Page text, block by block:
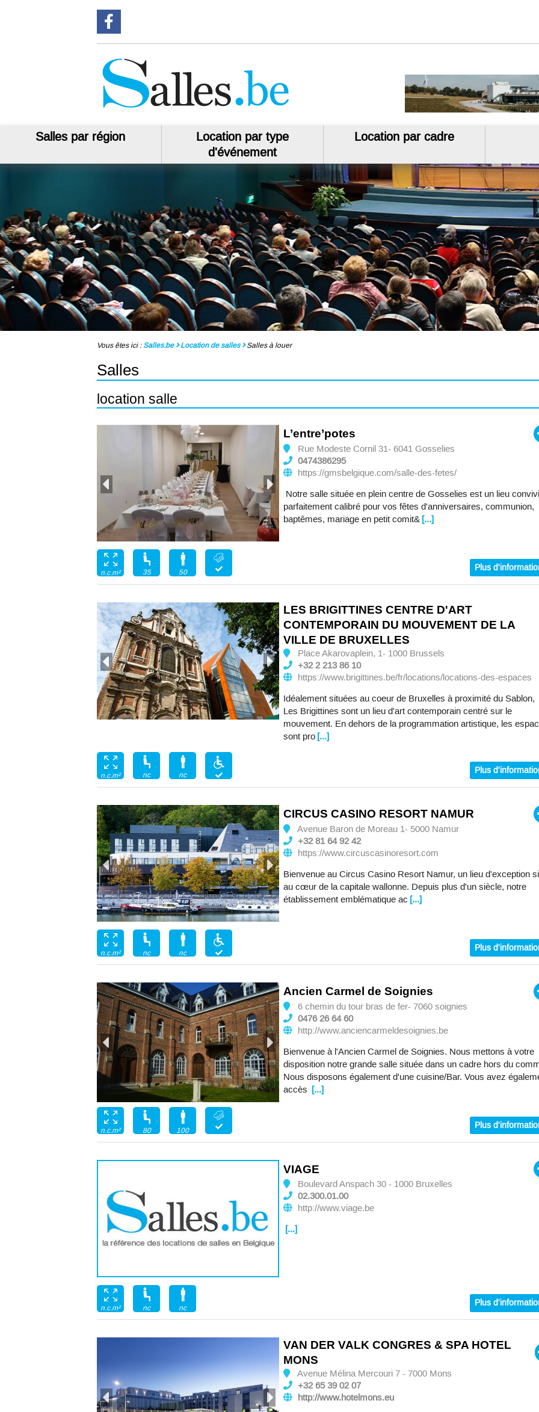
Salles par région
Location par type
d'événement
Location par cadre
Vous êtes ici : Salles.be Location de salles Salles à louer
Salles
location salle
L’entre’potes
Rue Modeste Cornil 31- 6041 Gosselies
0474386295
https://gmsbelgique.com/salle-des-fetes/
Notre salle située en plein centre de Gosselies est un lieu
parfaitement calibré pour vos fêtes d'anniversaires, communion,
baptêmes, mariage en petit comit& [...]
n.c.m² 35 50 Plus
LES BRIGITTINES CENTRE D'ART
CONTEMPORAIN DU MOUVEMENT DE LA
VILLE DE BRUXELLES
Place Akarovaplein, 1- 1000 Brussels
+32 2 213 86 10
https://www.brigittines.be/fr/locations/locations-des-espaces
Idéalement situées au coeur de Bruxelles à proximité du Sablon,
Les Brigittines sont un lieu d'art contemporain centré sur le
mouvement. En dehors de la programmation artistique, les
sont pro [...]
n.c.m² nc nc Plus
CIRCUS CASINO RESORT NAMUR
Avenue Baron de Moreau 1- 5000 Namur
+32 81 64 92 42
https://www.circuscasinoresort.com
Bienvenue au Circus Casino Resort Namur, un lieu d'exception
au cœur de la capitale wallonne. Depuis plus d'un siècle, notre
établissement emblématique ac [...]
n.c.m² nc nc Plus
Ancien Carmel de Soignies
6 chemin du tour bras de fer- 7060 soignies
0476 26 64 60
http://www.anciencarmeldesoignies.be
Bienvenue à l'Ancien Carmel de Soignies. Nous mettons à votre
disposition notre grande salle située dans un cadre hors du
Nous disposons également d'une cuisine/Bar. Vous avez
accès [...]
n.c.m² 80 100 Plus
VIAGE
Boulevard Anspach 30 - 1000 Bruxelles
02.300.01.00
http://www.viage.be
[...]
n.c.m² nc nc Plus
VAN DER VALK CONGRES & SPA HOTEL
MONS
Avenue Mélina Mercouri 7 - 7000 Mons
+32 65 39 02 07
http://www.hotelmons.eu